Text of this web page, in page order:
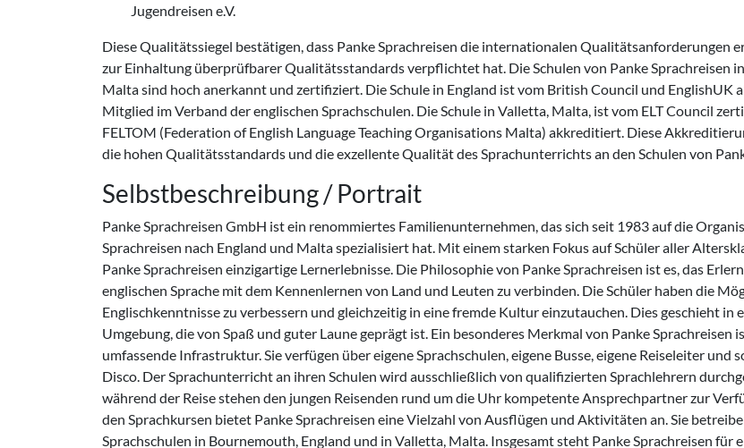
Jugendreisen e.V.
Diese Qualitätssiegel bestätigen, dass Panke Sprachreisen die internationalen Qualitätsanforderungen
zur Einhaltung überprüfbarer Qualitätsstandards verpflichtet hat. Die Schulen von Panke Sprachreisen
Malta sind hoch anerkannt und zertifiziert. Die Schule in England ist vom British Council und EnglishUK
Mitglied im Verband der englischen Sprachschulen. Die Schule in Valletta, Malta, ist vom ELT Council
FELTOM (Federation of English Language Teaching Organisations Malta) akkreditiert. Diese
die hohen Qualitätsstandards und die exzellente Qualität des Sprachunterrichts an den Schulen von
Selbstbeschreibung / Portrait
Panke Sprachreisen GmbH ist ein renommiertes Familienunternehmen, das sich seit 1983 auf die
Sprachreisen nach England und Malta spezialisiert hat. Mit einem starken Fokus auf Schüler aller
Panke Sprachreisen einzigartige Lernerlebnisse. Die Philosophie von Panke Sprachreisen ist es, das
englischen Sprache mit dem Kennenlernen von Land und Leuten zu verbinden. Die Schüler haben die
Englischkenntnisse zu verbessern und gleichzeitig in eine fremde Kultur einzutauchen. Dies geschieht in
Umgebung, die von Spaß und guter Laune geprägt ist. Ein besonderes Merkmal von Panke Sprachreisen
umfassende Infrastruktur. Sie verfügen über eigene Sprachschulen, eigene Busse, eigene Reiseleiter und
Disco. Der Sprachunterricht an ihren Schulen wird ausschließlich von qualifizierten Sprachlehrern
während der Reise stehen den jungen Reisenden rund um die Uhr kompetente Ansprechpartner zur
den Sprachkursen bietet Panke Sprachreisen eine Vielzahl von Ausflügen und Aktivitäten an. Sie
Sprachschulen in Bournemouth, England und in Valletta, Malta. Insgesamt steht Panke Sprachreisen für